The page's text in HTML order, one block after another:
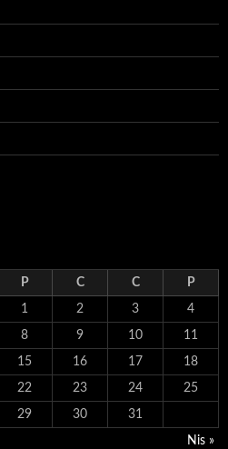
P C C P
1 2 3 4
8 9 10 11
15 16 17 18
22 23 24 25
29 30 31
Nis »